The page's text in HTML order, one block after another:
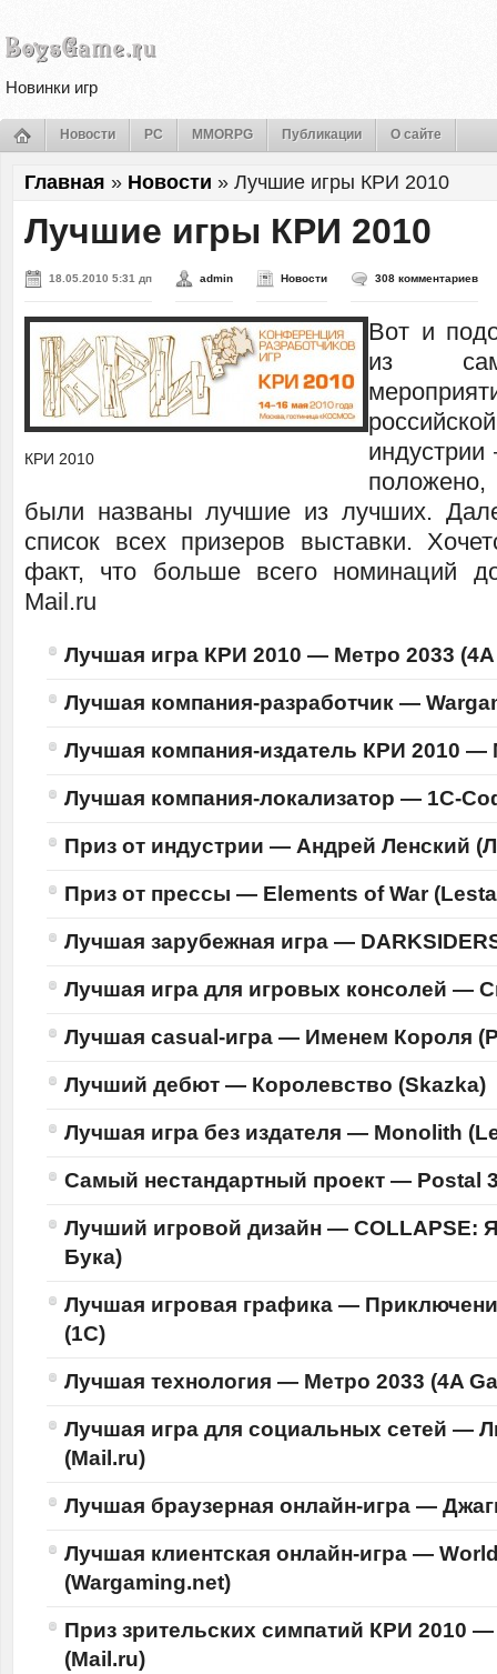
Новинки игр
Новости PC MMORPG Публикации О сайте
Главная » Новости » Лучшие игры КРИ 2010
Лучшие игры КРИ 2010
18.05.2010 5:31 дп admin Новости 308 комментариев
КРИ 2010
Вот и
из
были названы лучшие из лучших.
список всех призеров выставки.
факт, что больше всего номинаций
Mail.ru
Лучшая игра КРИ 2010 — Метро 2033
Лучшая компания-разработчик —
Лучшая компания-издатель КРИ 2010 —
Лучшая компания-локализатор — 1C-
Приз от индустрии — Андрей Ленский
Приз от прессы — Elements of War
Лучшая зарубежная игра —
Лучшая игра для игровых консолей —
Лучшая casual-игра — Именем Короля
Лучший дебют — Королевство (Skazka)
Лучшая игра без издателя — Monolith
Самый нестандартный проект — Postal
Лучший игровой дизайн — COLLAPSE:
Бука)
Лучшая игровая графика —
(1С)
Лучшая технология — Метро 2033 (4A
Лучшая игра для социальных сетей —
(Mail.ru)
Лучшая браузерная онлайн-игра —
Лучшая клиентская онлайн-игра —
(Wargaming.net)
Приз зрительских симпатий КРИ 2010 —
(Mail.ru)